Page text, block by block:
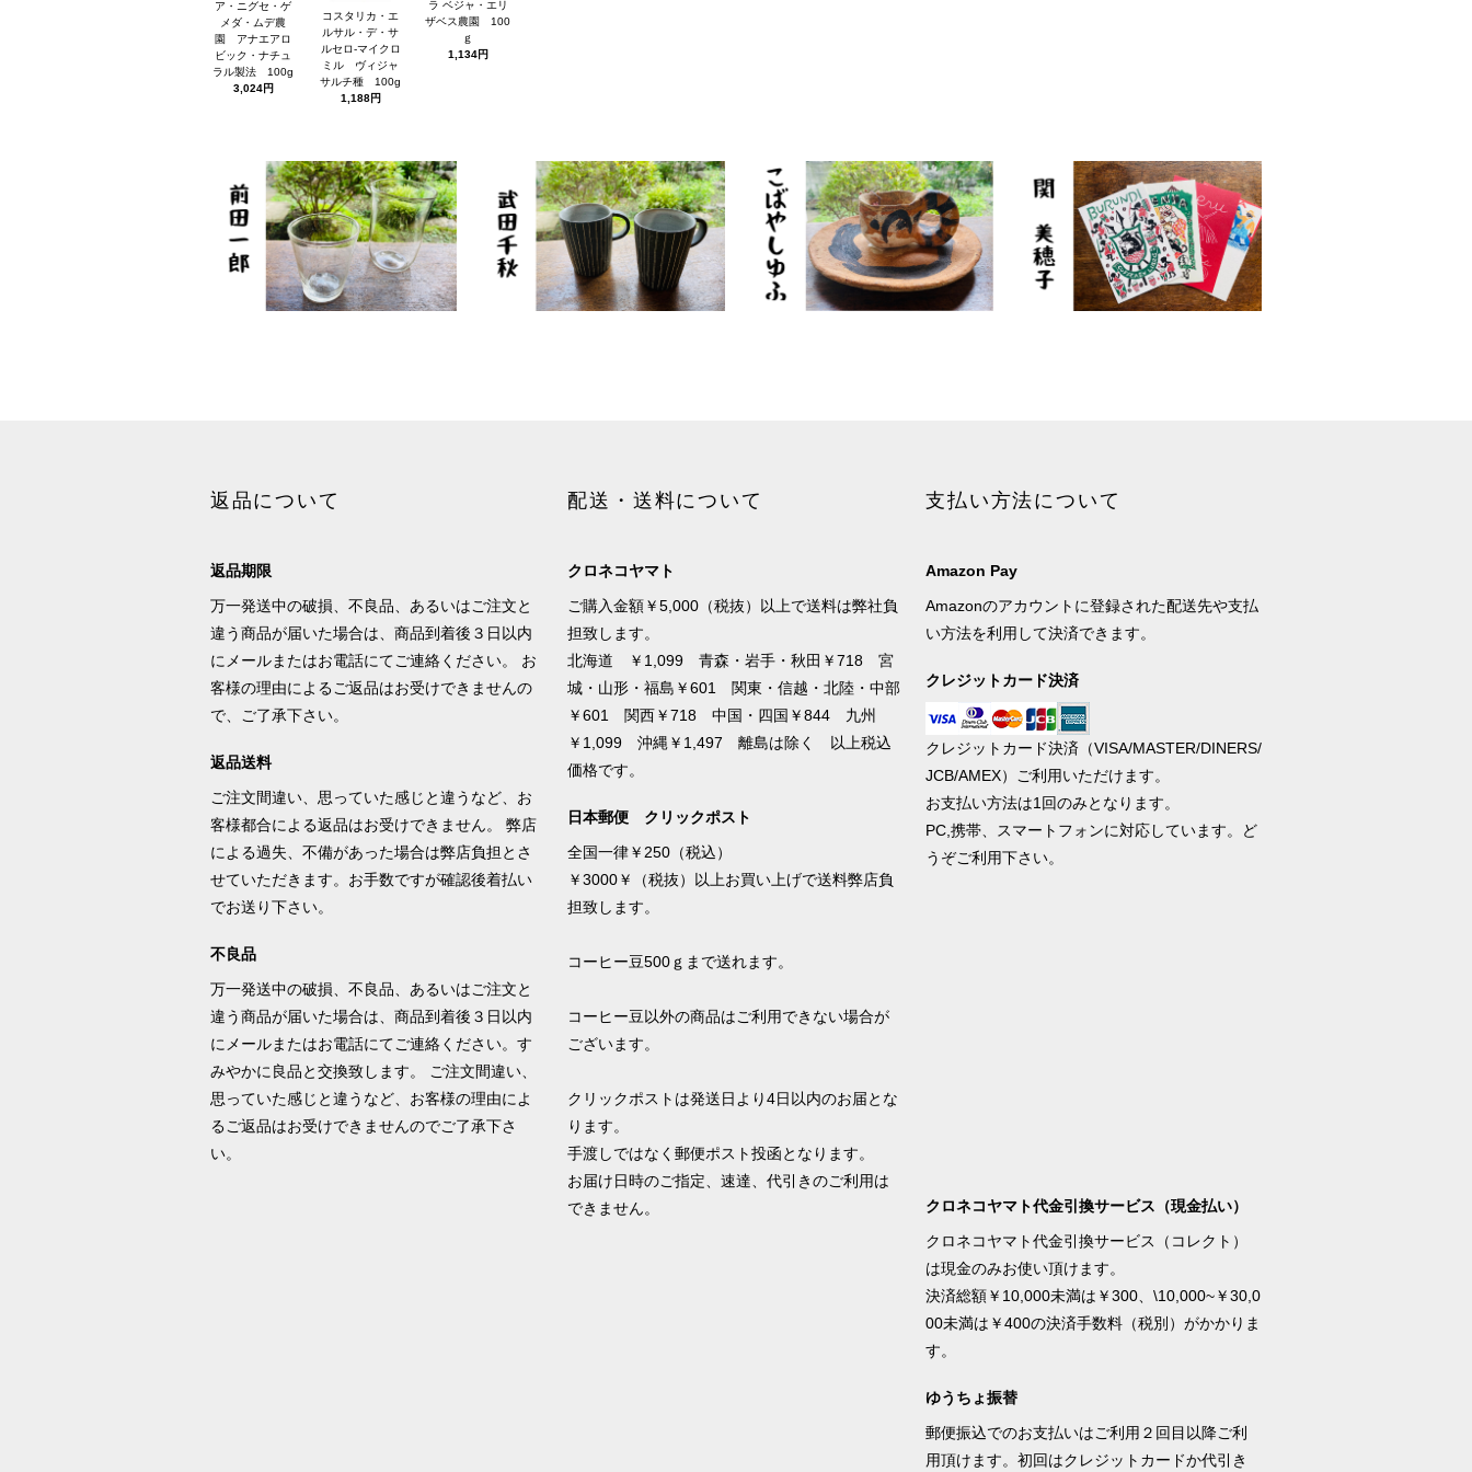
ア・ニグセ・ゲ
メダ・ムデ農
園 アナエアロ
ビック・ナチュ
ラル製法 100g
3,024円
コスタリカ・エ
ルサル・デ・サ
ルセロ-マイクロ
ミル ヴィジャ
サルチ種 100g
1,188円
ラ ベジャ・エリ
ザベス農園 100
ｇ
1,134円
返品について
返品期限
万一発送中の破損、不良品、あるいはご注文と
違う商品が届いた場合は、商品到着後３日以内
にメールまたはお電話にてご連絡ください。 お
客様の理由によるご返品はお受けできませんの
で、ご了承下さい。
返品送料
ご注文間違い、思っていた感じと違うなど、お
客様都合による返品はお受けできません。 弊店
による過失、不備があった場合は弊店負担とさ
せていただきます。お手数ですが確認後着払い
でお送り下さい。
不良品
万一発送中の破損、不良品、あるいはご注文と
違う商品が届いた場合は、商品到着後３日以内
にメールまたはお電話にてご連絡ください。す
みやかに良品と交換致します。 ご注文間違い、
思っていた感じと違うなど、お客様の理由によ
るご返品はお受けできませんのでご了承下さ
い。
配送・送料について
クロネコヤマト
ご購入金額￥5,000（税抜）以上で送料は弊社負
担致します。
北海道 ￥1,099 青森・岩手・秋田￥718 宮
城・山形・福島￥601 関東・信越・北陸・中部
￥601 関西￥718 中国・四国￥844 九州
￥1,099 沖縄￥1,497 離島は除く 以上税込
価格です。
日本郵便 クリックポスト
全国一律￥250（税込）
￥3000￥（税抜）以上お買い上げで送料弊店負
担致します。
コーヒー豆500ｇまで送れます。
コーヒー豆以外の商品はご利用できない場合が
ございます。
クリックポストは発送日より4日以内のお届とな
ります。
手渡しではなく郵便ポスト投函となります。
お届け日時のご指定、速達、代引きのご利用は
できません。
支払い方法について
Amazon Pay
Amazonのアカウントに登録された配送先や支払
い方法を利用して決済できます。
クレジットカード決済
クレジットカード決済（VISA/MASTER/DINERS/
JCB/AMEX）ご利用いただけます。
お支払い方法は1回のみとなります。
PC,携帯、スマートフォンに対応しています。ど
うぞご利用下さい。
クロネコヤマト代金引換サービス（現金払い）
クロネコヤマト代金引換サービス（コレクト）
は現金のみお使い頂けます。
決済総額￥10,000未満は￥300、\10,000~￥30,0
00未満は￥400の決済手数料（税別）がかかりま
す。
ゆうちょ振替
郵便振込でのお支払いはご利用２回目以降ご利
用頂けます。初回はクレジットカードか代引き